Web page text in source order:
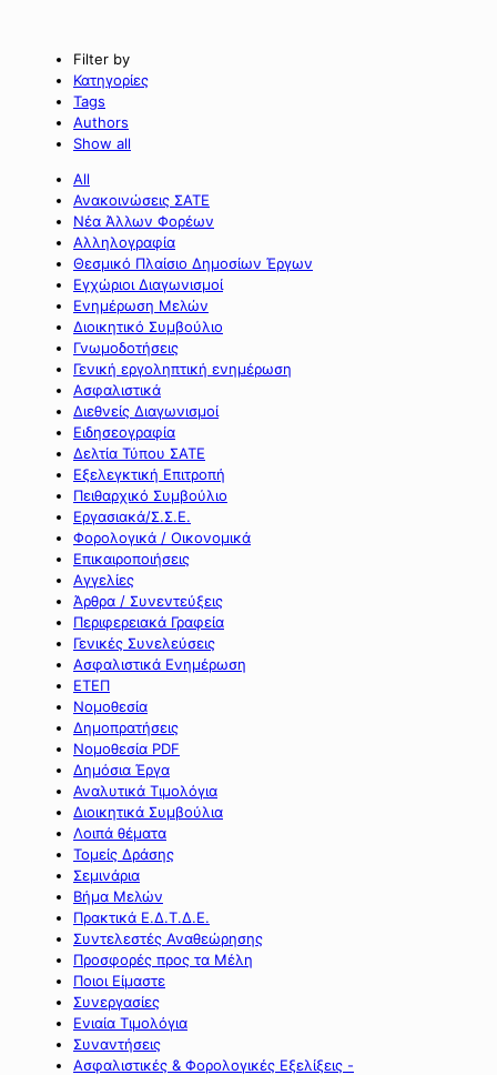
Filter by
Κατηγορίες
Tags
Authors
Show all
All
Ανακοινώσεις ΣΑΤΕ
Νέα Άλλων Φορέων
Αλληλογραφία
Θεσμικό Πλαίσιο Δημοσίων Έργων
Εγχώριοι Διαγωνισμοί
Ενημέρωση Μελών
Διοικητικό Συμβούλιο
Γνωμοδοτήσεις
Γενική εργοληπτική ενημέρωση
Ασφαλιστικά
Διεθνείς Διαγωνισμοί
Ειδησεογραφία
Δελτία Τύπου ΣΑΤΕ
Εξελεγκτική Επιτροπή
Πειθαρχικό Συμβούλιο
Εργασιακά/Σ.Σ.Ε.
Φορολογικά / Οικονομικά
Επικαιροποιήσεις
Αγγελίες
Άρθρα / Συνεντεύξεις
Περιφερειακά Γραφεία
Γενικές Συνελεύσεις
Ασφαλιστικά Ενημέρωση
ΕΤΕΠ
Νομοθεσία
Δημοπρατήσεις
Νομοθεσία PDF
Δημόσια Έργα
Αναλυτικά Τιμολόγια
Διοικητικά Συμβούλια
Λοιπά θέματα
Τομείς Δράσης
Σεμινάρια
Βήμα Μελών
Πρακτικά Ε.Δ.Τ.Δ.Ε.
Συντελεστές Αναθεώρησης
Προσφορές προς τα Μέλη
Ποιοι Είμαστε
Συνεργασίες
Ενιαία Τιμολόγια
Συναντήσεις
Ασφαλιστικές & Φορολογικές Εξελίξεις -